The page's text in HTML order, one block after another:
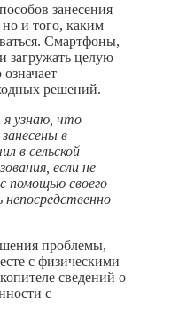
занесения
и того, каким
Смартфоны,
загружать целую
решений.
я узнаю, что
в
в сельской
если не
помощью своего
проблемы,
с физическими
сведений о
с